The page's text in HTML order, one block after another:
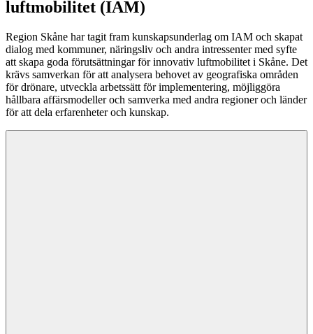
luftmobilitet (IAM)
Region Skåne har tagit fram kunskapsunderlag om IAM och skapat
dialog med kommuner, näringsliv och andra intressenter med syfte
att skapa goda förutsättningar för innovativ luftmobilitet i Skåne. Det
krävs samverkan för att analysera behovet av geografiska områden
för drönare, utveckla arbetssätt för implementering, möjliggöra
hållbara affärsmodeller och samverka med andra regioner och länder
för att dela erfarenheter och kunskap.